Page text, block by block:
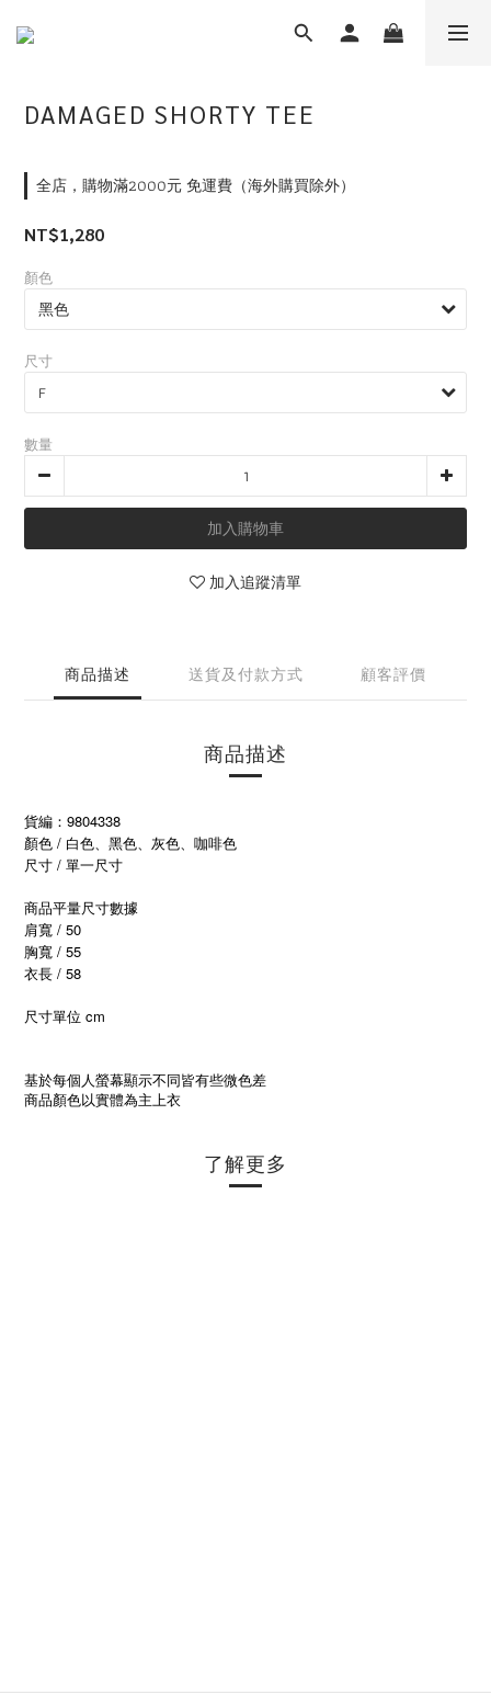
DAMAGED SHORTY TEE
全店，購物滿2000元 免運費（海外購買除外）
NT$1,280
顏色
尺寸
數量
加入購物車
加入追蹤清單
商品描述 送貨及付款方式 顧客評價
商品描述
貨編：9804338
顏色 / 白色、黑色、灰色、咖啡色
尺寸 / 單一尺寸
商品平量尺寸數據
肩寬 / 50
胸寬 / 55
衣長 / 58
尺寸單位 cm
基於每個人螢幕顯示不同皆有些微色差
商品顏色以實體為主上衣
了解更多